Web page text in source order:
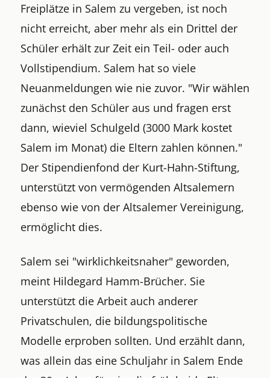
Freiplätze in Salem zu vergeben, ist noch
nicht erreicht, aber mehr als ein Drittel der
Schüler erhält zur Zeit ein Teil- oder auch
Vollstipendium. Salem hat so viele
Neuanmeldungen wie nie zuvor. "Wir wählen
zunächst den Schüler aus und fragen erst
dann, wieviel Schulgeld (3000 Mark kostet
Salem im Monat) die Eltern zahlen können."
Der Stipendienfond der Kurt-Hahn-Stiftung,
unterstützt von vermögenden Altsalemern
ebenso wie von der Altsalemer Vereinigung,
ermöglicht dies.
Salem sei "wirklichkeitsnaher" geworden,
meint Hildegard Hamm-Brücher. Sie
unterstützt die Arbeit auch anderer
Privatschulen, die bildungspolitische
Modelle erproben sollten. Und erzählt dann,
was allein das eine Schuljahr in Salem Ende